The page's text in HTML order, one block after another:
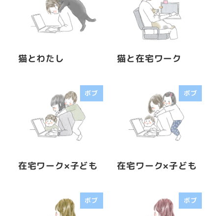
猫とわたし 猫と在宅ワーク
ボブ
在宅ワーク×子ども
ボブ
在宅ワーク×子ども
ボブ ボブ